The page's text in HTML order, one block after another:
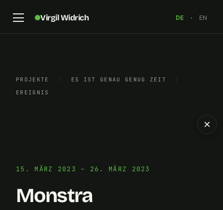
Virgil Widrich DE · EN
PROJEKTE / ES IST GENAU GENUG ZEIT
/
EREIGNIS
15. MÄRZ 2023 – 26. MÄRZ 2023
Monstra
×